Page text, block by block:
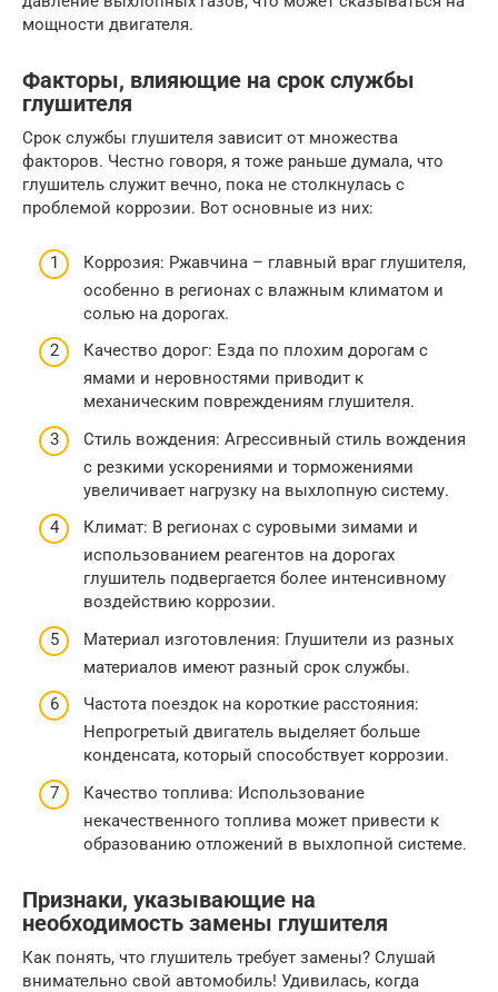
мощности двигателя.
Факторы, влияющие на срок службы
глушителя
Срок службы глушителя зависит от множества
факторов. Честно говоря, я тоже раньше думала, что
глушитель служит вечно, пока не столкнулась с
проблемой коррозии. Вот основные из них:
Коррозия: Ржавчина – главный враг глушителя,
особенно в регионах с влажным климатом и
солью на дорогах.
Качество дорог: Езда по плохим дорогам с
ямами и неровностями приводит к
механическим повреждениям глушителя.
Стиль вождения: Агрессивный стиль вождения
с резкими ускорениями и торможениями
увеличивает нагрузку на выхлопную систему.
Климат: В регионах с суровыми зимами и
использованием реагентов на дорогах
глушитель подвергается более интенсивному
воздействию коррозии.
Материал изготовления: Глушители из разных
материалов имеют разный срок службы.
Частота поездок на короткие расстояния:
Непрогретый двигатель выделяет больше
конденсата, который способствует коррозии.
Качество топлива: Использование
некачественного топлива может привести к
образованию отложений в выхлопной системе.
Признаки, указывающие на
необходимость замены глушителя
Как понять, что глушитель требует замены? Слушай
внимательно свой автомобиль! Удивилась, когда